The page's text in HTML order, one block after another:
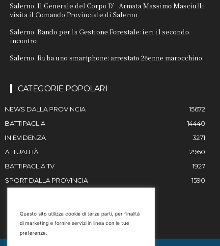
Salerno. Il Generale del Corpo D’Armata Massimo Masciulli
visita il Comando Provinciale di Salerno
Salerno. Bando per la Gestione Forestale: ieri il secondo
incontro
Salerno. Ruba uno smartphone: arrestato 26enne marocchino
CATEGORIE POPOLARI
NEWS DALLA PROVINCIA
15672
BATTIPAGLIA
14440
IN EVIDENZA
3271
ATTUALITÀ
2960
BATTIPAGLIA TV
1927
SPORT DALLA PROVINCIA
1590
Email
Questo sito utilizza cookie di terze parti, per finalità
di marketing e fornire servizi in linea con le tue
preferenze.